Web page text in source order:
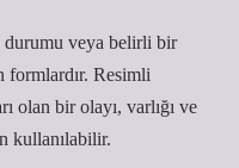
durumu veya belirli bir
formlardır. Resimli
olan bir olayı, varlığı ve
kullanılabilir.